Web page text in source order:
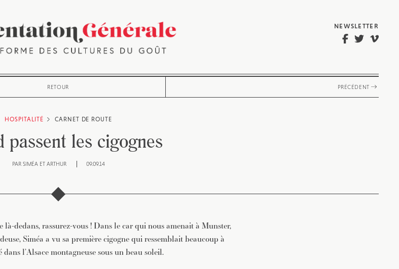
NEWSLETTER
RETOUR PRÉCÉDENT
HOSPITALITÉ CARNET DE ROUTE
passent les cigognes
PAR SIMÉA ET ARTHUR 09.09.14
dedans, rassurez-vous ! Dans le car qui nous amenait à Munster,
Siméa a vu sa première cigogne qui ressemblait beaucoup à
l’Alsace montagneuse sous un beau soleil.
À LA NEWSLETTER
toutes les deux semaines notre lettre d’info avec une